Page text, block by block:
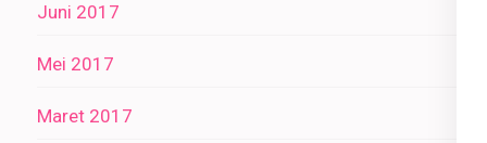
Juni 2017
Mei 2017
Maret 2017